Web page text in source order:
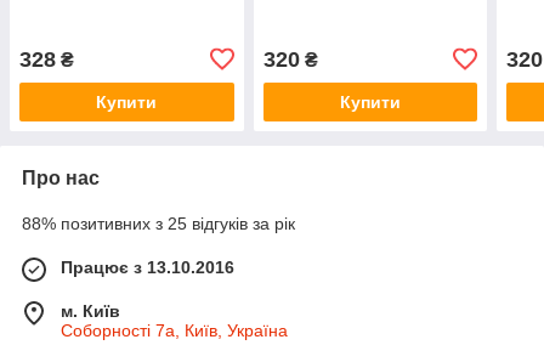
328 ₴
Купити
320₴
Купити
320
Про нас
88% позитивних з 25 відгуків за рік
Працює з 13.10.2016
м. Київ
Соборності 7а, Київ, Україна